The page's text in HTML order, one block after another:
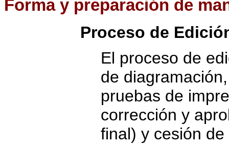
Formay preparación de
Proceso de
El proceso de
de
pruebas de
corrección y
final) y cesión